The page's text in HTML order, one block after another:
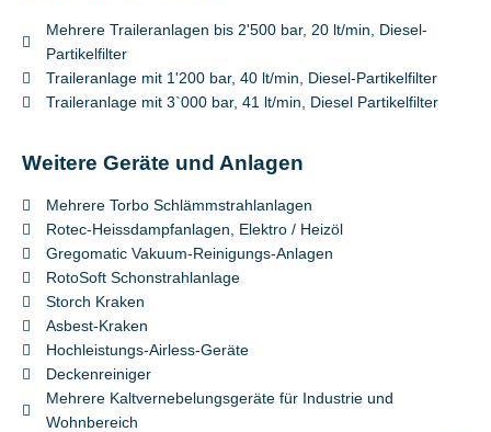
Mehrere Traileranlagen bis 2'500 bar, 20 lt/min, Diesel-
Partikelfilter
Traileranlage mit 1'200 bar, 40 lt/min, Diesel-Partikelfilter
Traileranlage mit 3`000 bar, 41 lt/min, Diesel Partikelfilter
Weitere Geräte und Anlagen
Mehrere Torbo Schlämmstrahlanlagen
Rotec-Heissdampfanlagen, Elektro / Heizöl
Gregomatic Vakuum-Reinigungs-Anlagen
RotoSoft Schonstrahlanlage
Storch Kraken
Asbest-Kraken
Hochleistungs-Airless-Geräte
Deckenreiniger
Mehrere Kaltvernebelungsgeräte für Industrie und
Wohnbereich